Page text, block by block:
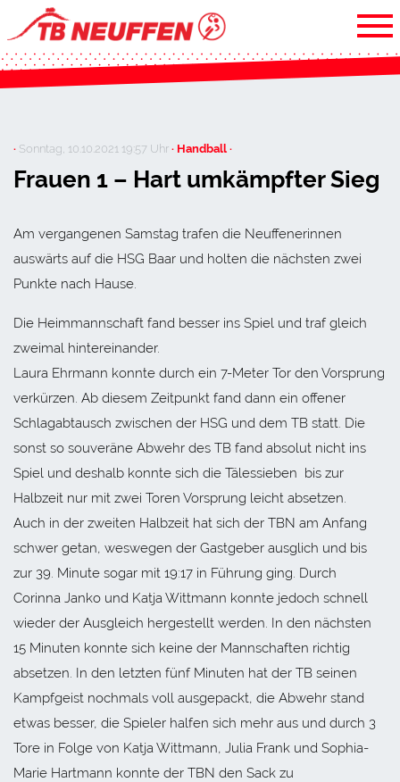
· Sonntag, 10.10.2021 19:57 Uhr· Handball ·
Frauen 1 – Hart umkämpfter Sieg
Am vergangenen Samstag trafen die Neuffenerinnen
auswärts auf die HSG Baar und holten die nächsten zwei
Punkte nach Hause.
Die Heimmannschaft fand besser ins Spiel und traf gleich
zweimal hintereinander.
Laura Ehrmann konnte durch ein 7-Meter Tor den Vorsprung
verkürzen. Ab diesem Zeitpunkt fand dann ein offener
Schlagabtausch zwischen der HSG und dem TB statt. Die
sonst so souveräne Abwehr des TB fand absolut nicht ins
Spiel und deshalb konnte sich die Tälessieben bis zur
Halbzeit nur mit zwei Toren Vorsprung leicht absetzen.
Auch in der zweiten Halbzeit hat sich der TBN am Anfang
schwer getan, weswegen der Gastgeber ausglich und bis
zur 39. Minute sogar mit 19:17 in Führung ging. Durch
Corinna Janko und Katja Wittmann konnte jedoch schnell
wieder der Ausgleich hergestellt werden. In den nächsten
15 Minuten konnte sich keine der Mannschaften richtig
absetzen. In den letzten fünf Minuten hat der TB seinen
Kampfgeist nochmals voll ausgepackt, die Abwehr stand
etwas besser, die Spieler halfen sich mehr aus und durch 3
Tore in Folge von Katja Wittmann, Julia Frank und Sophia-
Marie Hartmann konnte der TBN den Sack zu